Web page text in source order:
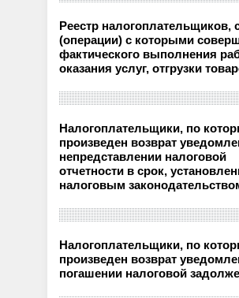
Реестр налогоплательщиков,
(операции) с которыми
фактического выполнения
оказания услуг, отгрузки
Налогоплательщики, по
произведен возврат
непредставлении налоговой
отчетности в срок,
налоговым
Налогоплательщики, по
произведен возврат
погашении налоговой